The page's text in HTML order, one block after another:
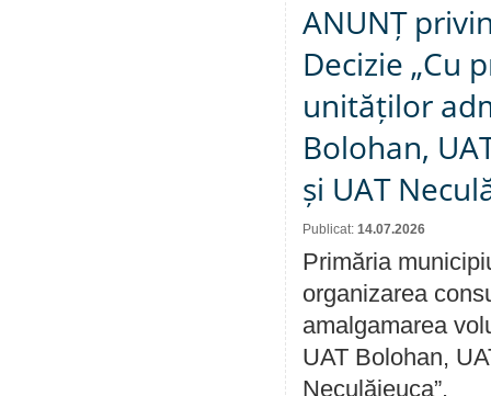
ANUNȚ
Decizie „Cu
unităților
Bolohan,
și UAT
Publicat: 14.07.2026
Primăria
organizarea
amalgamarea
UAT Bolohan,
Neculăieuca”.